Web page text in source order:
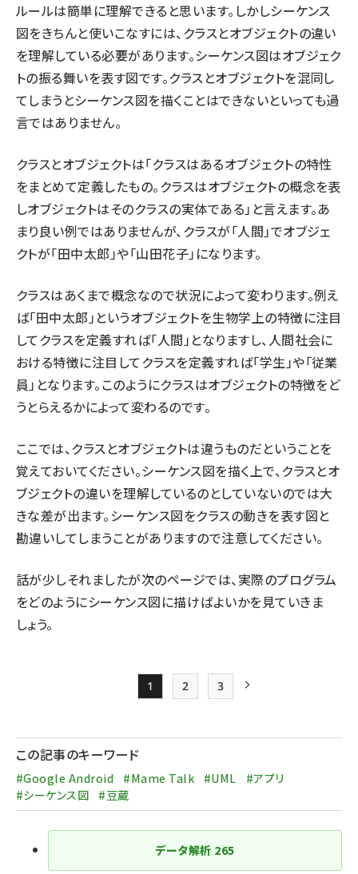
ルールは簡単に理解できると思います。しかしシーケンス
図をきちんと使いこなすには、クラスとオブジェクトの違い
を理解している必要があります。シーケンス図はオブジェク
トの振る舞いを表す図です。クラスとオブジェクトを混同し
てしまうとシーケンス図を描くことはできないといっても過
言ではありません。
クラスとオブジェクトは「クラスはあるオブジェクトの特性
をまとめて定義したもの。クラスはオブジェクトの概念を表
しオブジェクトはそのクラスの実体である」と言えます。あ
まり良い例ではありませんが、クラスが「人間」でオブジェ
クトが「田中太郎」や「山田花子」になります。
クラスはあくまで概念なので状況によって変わります。例え
ば「田中太郎」というオブジェクトを生物学上の特徴に注目
してクラスを定義すれば「人間」となりますし、人間社会に
おける特徴に注目してクラスを定義すれば「学生」や「従業
員」となります。このようにクラスはオブジェクトの特徴をど
うとらえるかによって変わるのです。
ここでは、クラスとオブジェクトは違うものだということを
覚えておいてください。シーケンス図を描く上で、クラスとオ
ブジェクトの違いを理解しているのとしていないのでは大
きな差が出ます。シーケンス図をクラスの動きを表す図と
勘違いしてしまうことがありますので注意してください。
話が少しそれましたが次のページでは、実際のプログラム
をどのようにシーケンス図に描けばよいかを見ていきま
しょう。
送
Page
1
Page
2
Page
3
この記事のキーワード
#Google Android #Mame Talk #UML
#アプリ
#シーケンス図
#豆蔵
データ解析 265